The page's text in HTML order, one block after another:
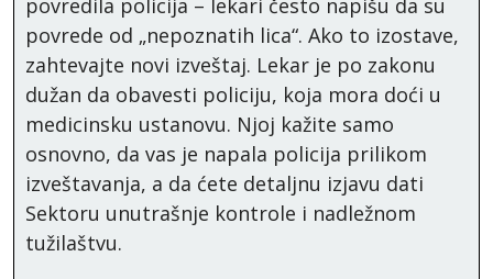
povrede od „nepoznatih lica“. Ako to izostave,
zahtevajte novi izveštaj. Lekar je po zakonu
dužan da obavesti policiju, koja mora doći u
medicinsku ustanovu. Njoj kažite samo
osnovno, da vas je napala policija prilikom
izveštavanja, a da ćete detaljnu izjavu dati
Sektoru unutrašnje kontrole i nadležnom
tužilaštvu.